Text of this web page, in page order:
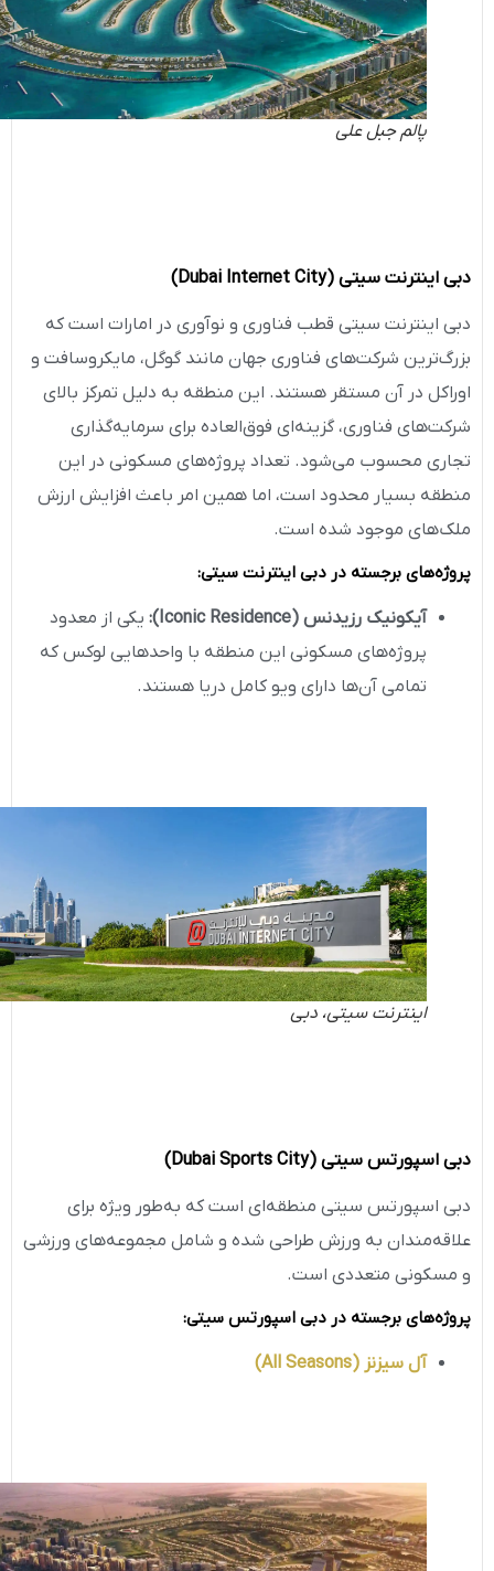
پالم جبل علی
دبی اینترنت سیتی(Dubai Internet City)
دبی اینترنت سیتی قطب فناوری و نوآوری در امارات است که
بزرگ‌ترین شرکت‌های فناوری جهان مانند گوگل، مایکروسافت و
اوراکل در آن مستقر هستند. این منطقه به دلیل تمرکز بالای
شرکت‌های فناوری، گزینه‌ای فوق‌العاده برای سرمایه‌گذاری
تجاری محسوب می‌شود. تعداد پروژه‌های مسکونی در این
منطقه بسیار محدود است، اما همین امر باعث افزایش ارزش
ملک‌های موجود شده است.
پروژه‌های برجسته در دبی اینترنت سیتی:
آیکونیک رزیدنس(Iconic Residence)
:یکی از معدود
پروژه‌های مسکونی این منطقه با واحدهایی لوکس که
تمامی آن‌ها دارای ویو کامل دریا هستند.
اینترنت سیتی، دبی
دبی اسپورتس سیتی(Dubai Sports City)
دبی اسپورتس سیتی منطقه‌ای است که به‌طور ویژه برای
علاقه‌مندان به ورزش طراحی شده و شامل مجموعه‌های ورزشی
و مسکونی متعددی است.
پروژه‌های برجسته در دبی اسپورتس سیتی:
آل سیزنز(All Seasons)